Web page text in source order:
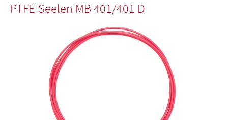
PTFE-Seelen MB 401/401 D